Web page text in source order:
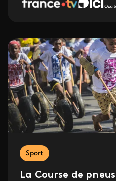
Sport
La Course de